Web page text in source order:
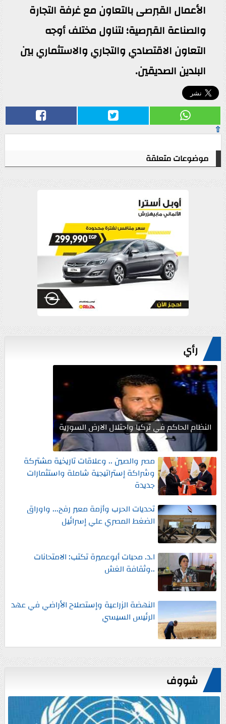
الأعمال القبرصى بالتعاون مع غرفة التجارة
والصناعة القبرصية؛ لتناول مختلف أوجه
التعاون الاقتصادي والتجاري والاستثماري بين
البلدين الصديقين.
⇧
موضوعات متعلقة
رأي
النظام الحاكم في تركيا واحتلال الارض السورية
مصر والصين .. وعلاقات تاريخية مشتركة
وشراكة إستراتيجية شاملة واستثمارات
جديدة
تحديات الحرب وأزمة معبر رفح... واوراق
الضغط المصري علي إسرائيل
ا.د. محبات أبوعميرة تكتب: الامتحانات
..وثقافة الغش
النهضة الزراعية وإستصلاح الأراضي في عهد
الرئيس السيسي
شووف